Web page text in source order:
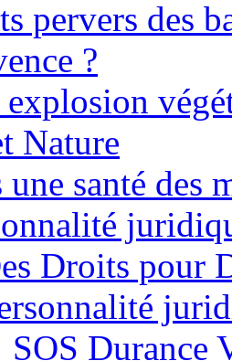
pervers des
?
Nature
une santé des
Droits pour
SOS Durance